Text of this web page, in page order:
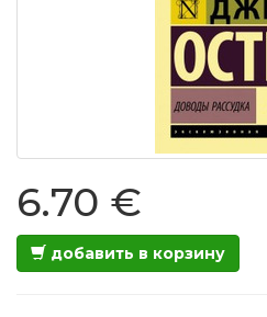
6.70 €
добавить в корзину